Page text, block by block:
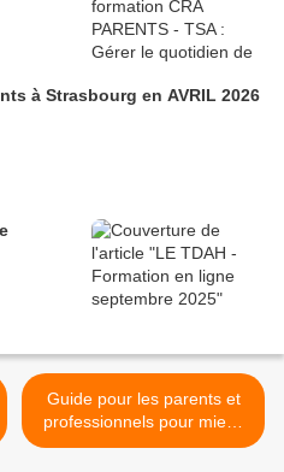
à Strasbourg en AVRIL 2026
Guide pour les parents et
professionnels pour mieux
accompagner les enfants